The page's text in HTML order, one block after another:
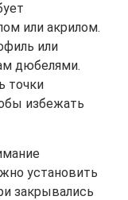
или акрилом.
или
дюбелями.
точки
избежать
установить
закрывались